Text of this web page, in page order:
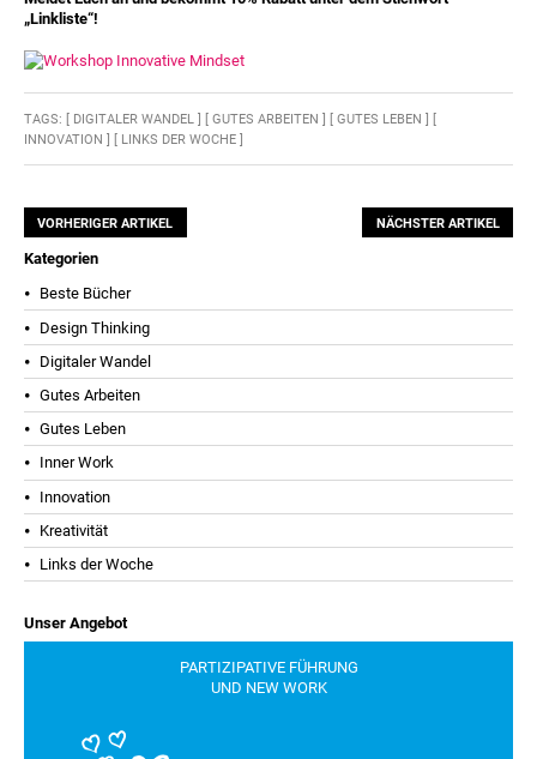
„Linkliste“!
TAGS: [ DIGITALER WANDEL ] [ GUTES ARBEITEN ] [ GUTES LEBEN ] [
INNOVATION ] [ LINKS DER WOCHE ]
VORHERIGER ARTIKEL NÄCHSTER ARTIKEL
Kategorien
Beste Bücher
Design Thinking
Digitaler Wandel
Gutes Arbeiten
Gutes Leben
Inner Work
Innovation
Kreativität
Links der Woche
Unser Angebot
PARTIZIPATIVE FÜHRUNG
UND NEW WORK